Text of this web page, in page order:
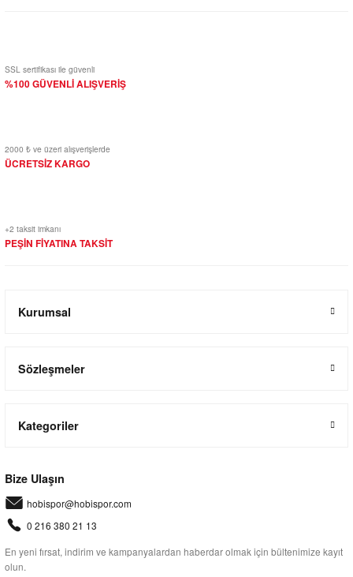
SSL sertifikası ile güvenli
%100 GÜVENLİ ALIŞVERİŞ
2000 ₺ ve üzeri alışverişlerde
ÜCRETSİZ KARGO
+2 taksit imkanı
PEŞİN FİYATINA TAKSİT
Kurumsal
Sözleşmeler
Kategoriler
Bize Ulaşın
hobispor@hobispor.com
0 216 380 21 13
En yeni fırsat, indirim ve kampanyalardan haberdar olmak için bültenimize kayıt
olun.